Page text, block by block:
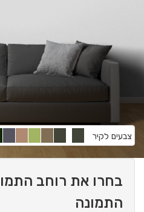
צבעים לקיר
בחרו את רוחב
התמונה